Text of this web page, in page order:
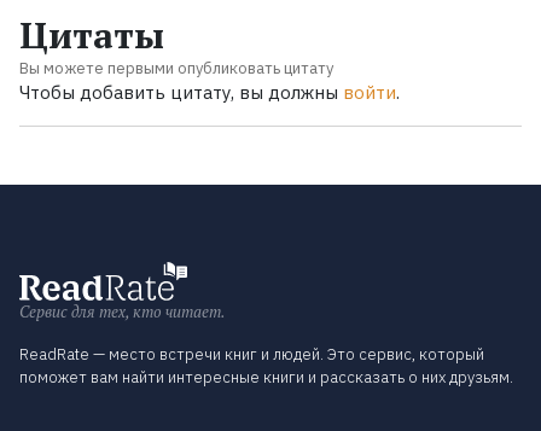
Цитаты
Вы можете первыми опубликовать цитату
Чтобы добавить цитату, вы должны войти.
Сервис для тех, кто читает.
ReadRate — место встречи книг и людей. Это сервис, который
поможет вам найти интересные книги и рассказать о них друзьям.